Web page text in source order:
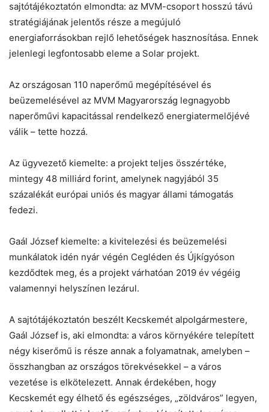
sajtótájékoztatón elmondta: az MVM-csoport hosszú távú
stratégiájának jelentős része a megújuló
energiaforrásokban rejlő lehetőségek hasznosítása. Ennek
jelenlegi legfontosabb eleme a Solar projekt.
Az országosan 110 naperőmű megépítésével és
beüzemelésével az MVM Magyarország legnagyobb
naperőművi kapacitással rendelkező energiatermelőjévé
válik – tette hozzá.
Az ügyvezető kiemelte: a projekt teljes összértéke,
mintegy 48 milliárd forint, amelynek nagyjából 35
százalékát európai uniós és magyar állami támogatás
fedezi.
Gaál József kiemelte: a kivitelezési és beüzemelési
munkálatok idén nyár végén Cegléden és Újkígyóson
kezdődtek meg, és a projekt várhatóan 2019 év végéig
valamennyi helyszínen lezárul.
A sajtótájékoztatón beszélt Kecskemét alpolgármestere,
Gaál József is, aki elmondta: a város környékére telepített
négy kiserőmű is része annak a folyamatnak, amelyben –
összhangban az országos törekvésekkel – a város
vezetése is elkötelezett. Annak érdekében, hogy
Kecskemét egy élhető és egészséges, „zöldváros” legyen,